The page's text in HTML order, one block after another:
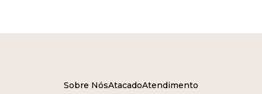
Sobre NósAtacadoAtendimento